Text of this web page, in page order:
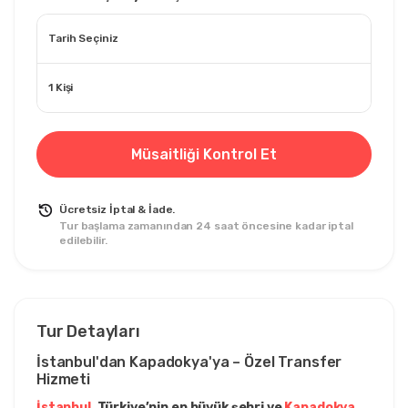
Tarih Seçiniz
1 Kişi
Müsaitliği Kontrol Et
Ücretsiz İptal & İade.
Tur başlama zamanından 24 saat öncesine kadar iptal
edilebilir.
Tur Detayları
İstanbul'dan Kapadokya'ya – Özel Transfer
Hizmeti